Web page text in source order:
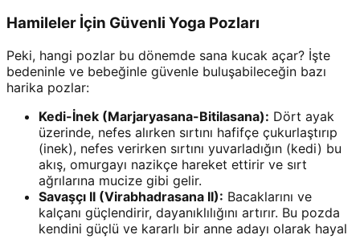
Hamileler İçin Güvenli Yoga Pozları
Peki, hangi pozlar bu dönemde sana kucak açar? İşte
bedeninle ve bebeğinle güvenle buluşabileceğin bazı
harika pozlar:
Kedi-İnek (Marjaryasana-Bitilasana): Dört ayak
üzerinde, nefes alırken sırtını hafifçe çukurlaştırıp
(inek), nefes verirken sırtını yuvarladığın (kedi) bu
akış, omurgayı nazikçe hareket ettirir ve sırt
ağrılarına mucize gibi gelir.
Savaşçı II (Virabhadrasana II): Bacaklarını ve
kalçanı güçlendirir, dayanıklılığını artırır. Bu pozda
kendini güçlü ve kararlı bir anne adayı olarak hayal